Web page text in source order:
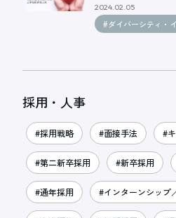
2024.02.05
#ダイバーシティ・
採用・人事
#採用戦略 #面接手法 #
#第二新卒採用 #新卒採用
#通年採用 #インターンシップ